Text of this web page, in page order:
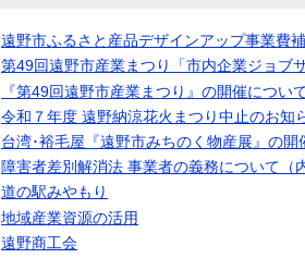
遠野市ふるさと産品デザインアップ事業費
第49回遠野市産業まつり「市内企業ジョブ
『第49回遠野市産業まつり』の開催につい
令和７年度 遠野納涼花火まつり中止のお知
台湾･裕毛屋『遠野市みちのく物産展』の開
障害者差別解消法 事業者の義務について（
道の駅みやもり
地域産業資源の活用
遠野商工会